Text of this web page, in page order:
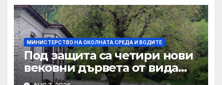
МИНИСТЕРСТВО НА ОКОЛНАТА СРЕДА И ВОДИТЕ
Под защита са четири нови
вековни дървета от вида
летен дъб, обикновен орех